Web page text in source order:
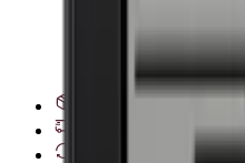
28 dagars ångerrätt